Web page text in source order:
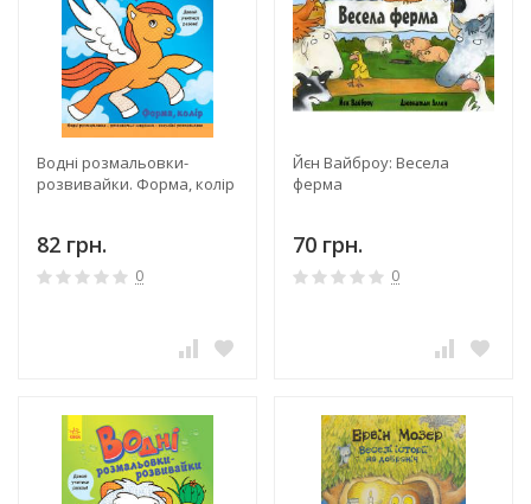
Водні розмальовки-
розвивайки. Форма, колір
82 грн.
0
Йєн Вайброу: Весела
ферма
70 грн.
0